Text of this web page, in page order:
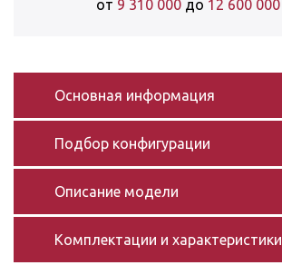
от 9 310 000 до 12 600 000
Основная информация
Подбор конфигурации
Описание модели
Комплектации и характеристики